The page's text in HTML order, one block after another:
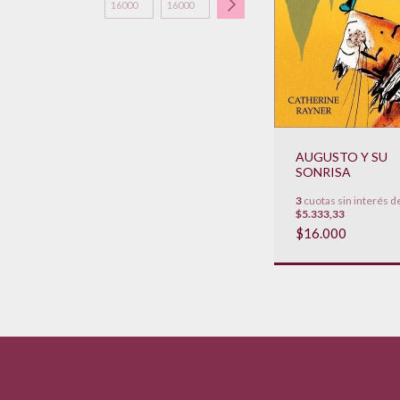
AUGUSTO Y SU
SONRISA
3 cuotas sin interés
$5.333,33
$16.000